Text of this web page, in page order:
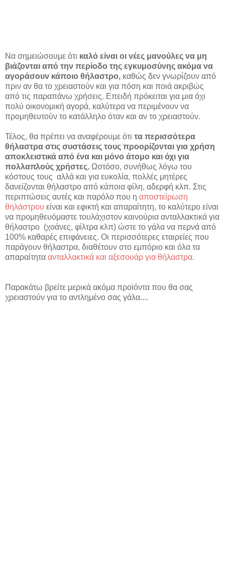
Να σημειώσουμε ότι καλό είναι οι νέες μανούλες να μη
βιάζονται από την περίοδο της εγκυμοσύνης ακόμα να
αγοράσουν κάποιο θήλαστρο, καθώς δεν γνωρίζουν από
πριν αν θα το χρειαστούν και για πόση και ποιά ακριβώς
από τις παραπάνω χρήσεις. Επειδή πρόκειται για μια όχι
πολύ οικονομική αγορά, καλύτερα να περιμένουν να
προμηθευτούν το κατάλληλο όταν και αν το χρειαστούν.
Τέλος, θα πρέπει να αναφέρουμε ότι τα περισσότερα
θήλαστρα στις συστάσεις τους προορίζονται για χρήση
αποκλειστικά από ένα και μόνο άτομο και όχι για
πολλαπλούς χρήστες. Ωστόσο, συνήθως λόγω του
κόστους τους αλλά και για ευκολία, πολλές μητέρες
δανείζονται θήλαστρο από κάποια φίλη, αδερφή κλπ. Στις
περιπτώσεις αυτές και παρόλο που η αποστείρωση
θηλάστρου είναι και εφικτή και απαραίτητη, το καλύτερο είναι
να προμηθευόμαστε τουλάχιστον καινούρια ανταλλακτικά για
θήλαστρο (χοάνες, φίλτρα κλπ) ώστε το γάλα να περνά από
100% καθαρές επιφάνειες. Οι περισσότερες εταιρείες που
παράγουν θήλαστρα, διαθέτουν στο εμπόριο και όλα τα
απαραίτητα ανταλλακτικά και αξεσουάρ για θήλαστρα.
Παρακάτω βρείτε μερικά ακόμα προϊόντα που θα σας
χρειαστούν για το αντλημένο σας γάλα....